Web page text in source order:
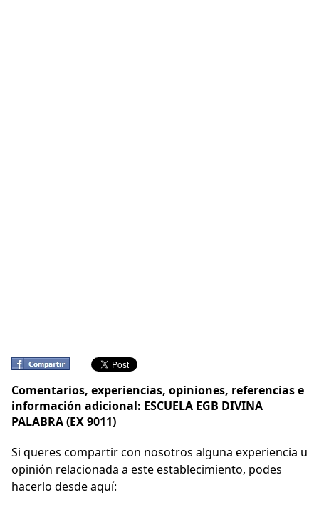
Comentarios, experiencias, opiniones, referencias e
información adicional: ESCUELA EGB DIVINA
PALABRA (EX 9011)
Si queres compartir con nosotros alguna experiencia u
opinión relacionada a este establecimiento, podes
hacerlo desde aquí: